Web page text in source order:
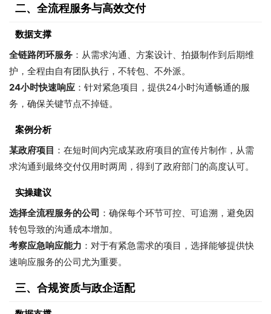
二、全流程服务与高效交付
数据支撑
全链路闭环服务 ：从需求沟通、方案设计、拍摄制作到后期维
护，全程由自有团队执行，不转包、不外派。
24小时快速响应 ：针对紧急项目，提供24小时沟通畅通的服
务，确保关键节点不掉链。
案例分析
某政府项目 ：在短时间内完成某政府项目的宣传片制作，从需
求沟通到最终交付仅用时两周，得到了政府部门的高度认可。
实操建议
选择全流程服务的公司 ：确保每个环节可控、可追溯，避免因
转包导致的沟通成本增加。
考察应急响应能力 ：对于有紧急需求的项目，选择能够提供快
速响应服务的公司尤为重要。
三、合规资质与政企适配